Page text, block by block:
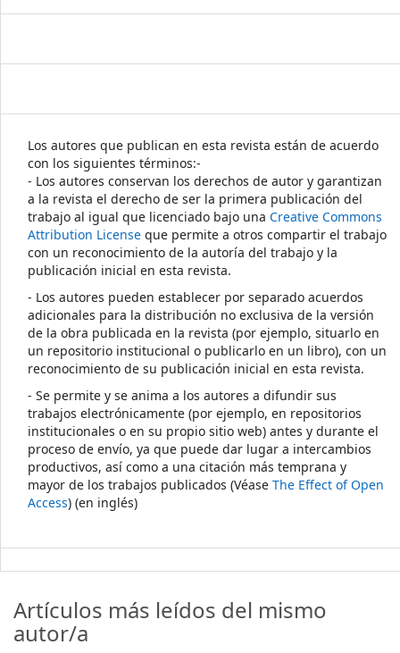
Los autores que publican en esta revista están de acuerdo
con los siguientes términos:-
- Los autores conservan los derechos de autor y garantizan
a la revista el derecho de ser la primera publicación del
trabajo al igual que licenciado bajo una Creative Commons
Attribution License que permite a otros compartir el trabajo
con un reconocimiento de la autoría del trabajo y la
publicación inicial en esta revista.
- Los autores pueden establecer por separado acuerdos
adicionales para la distribución no exclusiva de la versión
de la obra publicada en la revista (por ejemplo, situarlo en
un repositorio institucional o publicarlo en un libro), con un
reconocimiento de su publicación inicial en esta revista.
- Se permite y se anima a los autores a difundir sus
trabajos electrónicamente (por ejemplo, en repositorios
institucionales o en su propio sitio web) antes y durante el
proceso de envío, ya que puede dar lugar a intercambios
productivos, así como a una citación más temprana y
mayor de los trabajos publicados (Véase The Effect of Open
Access) (en inglés)
Artículos más leídos del mismo
autor/a